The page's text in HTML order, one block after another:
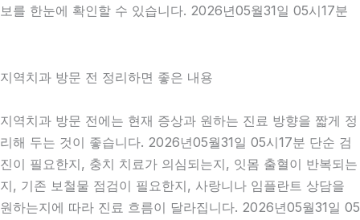
보를 한눈에 확인할 수 있습니다. 2026년05월31일 05시17분
지역치과 방문 전 정리하면 좋은 내용
지역치과 방문 전에는 현재 증상과 원하는 진료 방향을 짧게 정
리해 두는 것이 좋습니다. 2026년05월31일 05시17분 단순 검
진이 필요한지, 충치 치료가 의심되는지, 잇몸 출혈이 반복되는
지, 기존 보철물 점검이 필요한지, 사랑니나 임플란트 상담을
원하는지에 따라 진료 흐름이 달라집니다. 2026년05월31일 05